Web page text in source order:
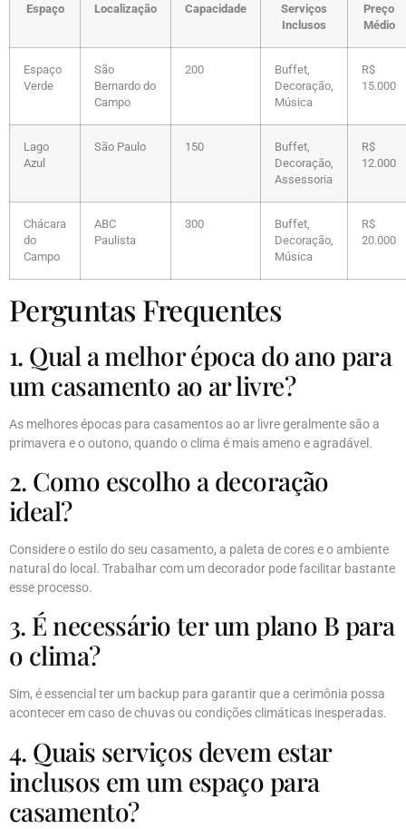
Espaço Localização Capacidade
Serviços
Inclusos
Preço
Médio
Espaço
Verde
São
Bernardo do
Campo
200
Buffet,
Decoração,
Música
R$
15.000
Lago
Azul
São Paulo 150
Buffet,
Decoração,
Assessoria
R$
12.000
Chácara
do
Campo
ABC
Paulista
300
Buffet,
Decoração,
Música
R$
20.000
Perguntas Frequentes
1. Qual a melhor época do ano para
um casamento ao ar livre?
As melhores épocas para casamentos ao ar livre geralmente são a
primavera e o outono, quando o clima é mais ameno e agradável.
2. Como escolho a decoração
ideal?
Considere o estilo do seu casamento, a paleta de cores e o ambiente
natural do local. Trabalhar com um decorador pode facilitar bastante
esse processo.
3. É necessário ter um plano B para
o clima?
Sim, é essencial ter um backup para garantir que a cerimônia possa
acontecer em caso de chuvas ou condições climáticas inesperadas.
4. Quais serviços devem estar
inclusos em um espaço para
casamento?